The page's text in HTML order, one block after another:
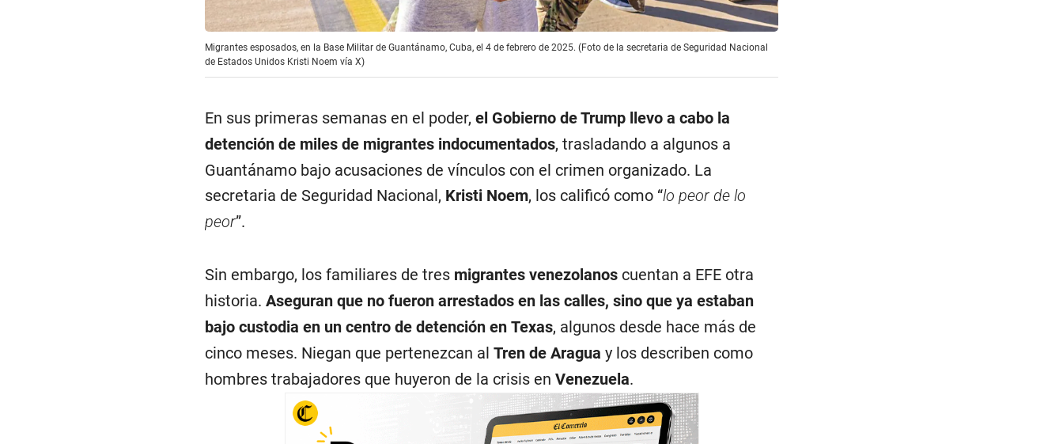
Migrantes esposados, en la Base Militar de Guantánamo, Cuba, el 4 de febrero de 2025. (Foto de la secretaria de Seguridad Nacional
de Estados Unidos Kristi Noem vía X)
En sus primeras semanas en el poder, el Gobierno de Trump llevo a cabo la
detención de miles de migrantes indocumentados, trasladando a algunos a
Guantánamo bajo acusaciones de vínculos con el crimen organizado. La
secretaria de Seguridad Nacional, Kristi Noem, los calificó como “lo peor de lo
peor”.
Sin embargo, los familiares de tres migrantes venezolanoscuentan a EFE otra
historia. Aseguran que no fueron arrestados en las calles, sino que ya estaban
bajo custodia en un centro de detención en Texas, algunos desde hace más de
cinco meses. Niegan que pertenezcan al Tren de Aragua y los describen como
hombres trabajadores que huyeron de la crisis en Venezuela.